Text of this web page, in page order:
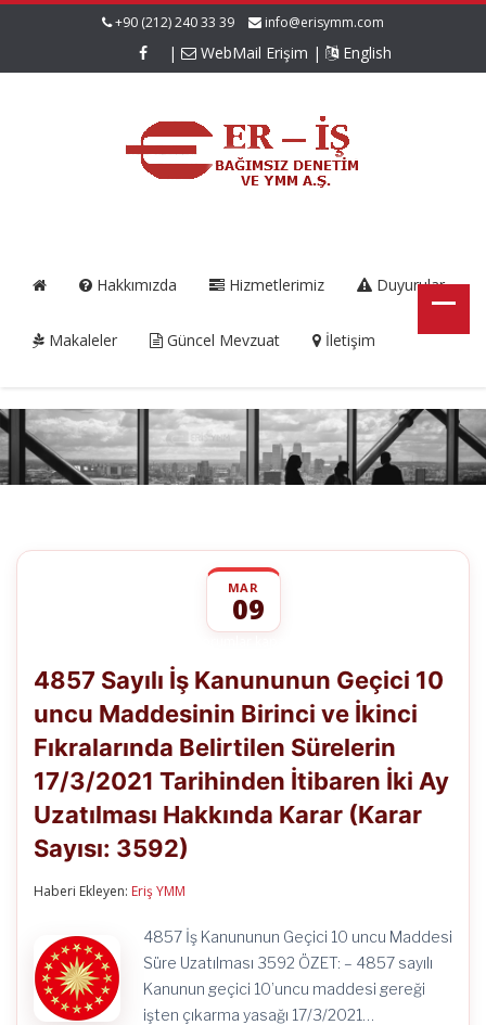
+90 (212) 240 33 39 info@erisymm.com
| WebMail Erişim | English
Hakkımızda Hizmetlerimiz Duyurular
Makaleler Güncel Mevzuat İletişim
MAR
09
İş
Kanununun
Geçici
uncu
Maddesinin
Birinci
ve
İkinci
İtibaren
İki
Ay
Uzatılması
Hakkında
4857 Sayılı İş Kanununun Geçici 10
uncu Maddesinin Birinci ve İkinci
Fıkralarında Belirtilen Sürelerin
17/3/2021 Tarihinden İtibaren İki Ay
Uzatılması Hakkında Karar (Karar
Sayısı: 3592)
Haberi Ekleyen: Eriş YMM
4857 İş Kanununun Geçici 10 uncu Maddesi
Süre Uzatılması 3592 ÖZET: – 4857 sayılı
Kanunun geçici 10’uncu maddesi gereği
işten çıkarma yasağı 17/3/2021…